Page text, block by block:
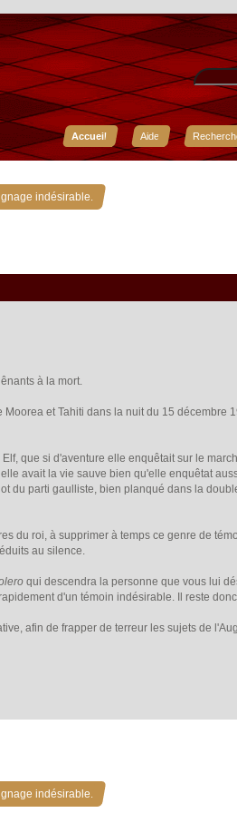
Accueil
Aide
indésirable.
à la mort.
et Tahiti dans la nuit du 15 décembre
que si d'aventure elle enquêtait sur le
avait la vie sauve bien qu'elle enquêtat
du parti gaulliste, bien planqué dans la
du roi, à supprimer à temps ce genre de
au silence.
qui descendra la personne que vous lui
d'un témoin indésirable. Il reste
afin de frapper de terreur les sujets de
indésirable.